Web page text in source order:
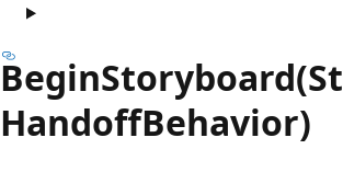
HandoffBehavior)